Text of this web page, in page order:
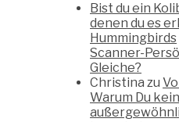
Bist du ein
denen du es
Hummingbirds
Scanner-
Gleiche?
Christina zu
Warum Du kein